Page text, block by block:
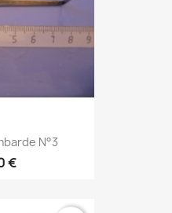
N°3
€